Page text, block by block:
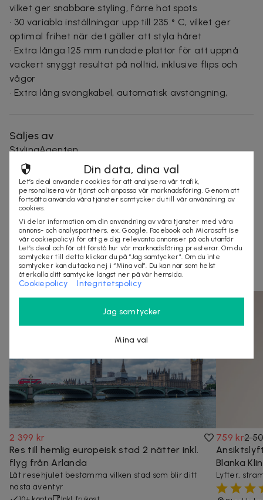
vilket ger snabbare styling, färre hot spots
• 30 variabla inställningar upp till 235 ° C, vilket ger
optimal frihet när det gäller att styla håret
• Extra långa 125 mm rundade plattor för att uppnå
vackert snyggt resultat på nolltid, inklusive flips och
vågor
• Extra lång svängkabel, automatisk avstängning,
Säljes av
StylingAgenten
Organisationsnummer: 556797-9819
Andra som kollat på dealen ovan tittar även
på
2 399 kr
Res till hemlig europeisk stad 2 nätter inkl.
flyg från Arlanda
Låt resehjulet bestämma vilken stad som blir ditt
nästa äventyr
759 kr2
Blanka
Lyfter,
Din data, dina val
Let’s deal använder cookies för att analysera vår trafik,
personalisera vår tjänst och anpassa vår marknadsföring. Genom att
fortsätta använda våra tjänster samtycker du till vår användning av
cookies.
Vi delar information om din användning av våra tjänster med våra
annons- och analyspartners, ex. Google, Facebook och Microsoft (se
vår cookiepolicy) för att ge dig relevanta annonser på och utanför
Let’s deal och för att förstå hur vår marknadsföring presterar. Om du
samtycker till detta klickar du på “Jag samtycker”. Om du inte
samtycker kan du tacka nej i “Mina val”. Du kan när som helst
återkalla ditt samtycke längst ner på vår hemsida.
Cookiepolicy Integritetspolicy
Jag samtycker
Mina val